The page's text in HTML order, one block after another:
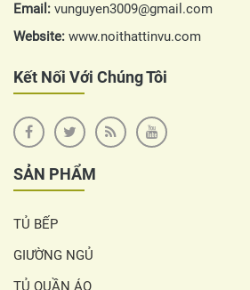
Email: vunguyen3009@gmail.com
Website: www.noithattinvu.com
Kết Nối Với Chúng Tôi
SẢN PHẨM
TỦ BẾP
GIƯỜNG NGỦ